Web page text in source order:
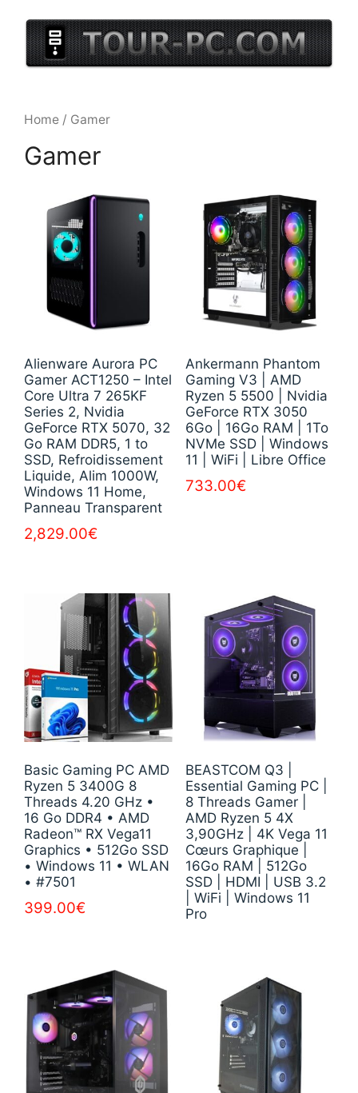
contenu
Home / Gamer
Gamer
Alienware Aurora PC
Gamer ACT1250 – Intel
Core Ultra 7 265KF
Series 2, Nvidia
GeForce RTX 5070, 32
Go RAM DDR5, 1 to
SSD, Refroidissement
Liquide, Alim 1000W,
Windows 11 Home,
Panneau Transparent
2,829.00€
Ankermann Phantom
Gaming V3 | AMD
Ryzen 5 5500 | Nvidia
GeForce RTX 3050
6Go | 16Go RAM | 1To
NVMe SSD | Windows
11 | WiFi | Libre Office
733.00€
Basic Gaming PC AMD
Ryzen 5 3400G 8
Threads 4.20 GHz •
16 Go DDR4 • AMD
Radeon™ RX Vega11
Graphics • 512Go SSD
• Windows 11 • WLAN
• #7501
399.00€
BEASTCOM Q3 |
Essential Gaming PC |
8 Threads Gamer |
AMD Ryzen 5 4X
3,90GHz | 4K Vega 11
Cœurs Graphique |
16Go RAM | 512Go
SSD | HDMI | USB 3.2
| WiFi | Windows 11
Pro